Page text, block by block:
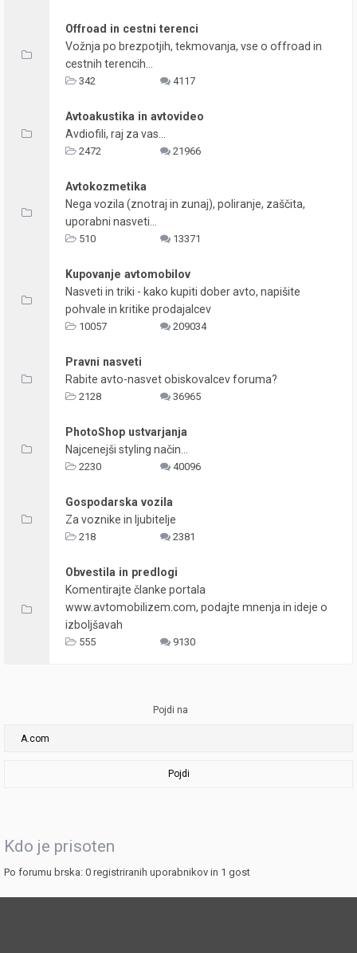
Offroad in cestni terenci
Vožnja po brezpotjih, tekmovanja, vse o offroad in
cestnih terencih...
342 4117
Avtoakustika in avtovideo
Avdiofili, raj za vas...
2472 21966
Avtokozmetika
Nega vozila (znotraj in zunaj), poliranje, zaščita,
uporabni nasveti...
510 13371
Kupovanje avtomobilov
Nasveti in triki - kako kupiti dober avto, napišite
pohvale in kritike prodajalcev
10057 209034
Pravni nasveti
Rabite avto-nasvet obiskovalcev foruma?
2128 36965
PhotoShop ustvarjanja
Najcenejši styling način...
2230 40096
Gospodarska vozila
Za voznike in ljubitelje
218 2381
Obvestila in predlogi
Komentirajte članke portala
www.avtomobilizem.com, podajte mnenja in ideje o
izboljšavah
555 9130
Pojdi na
Pojdi
Kdo je prisoten
Po forumu brska: 0 registriranih uporabnikov in 1 gost